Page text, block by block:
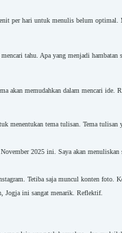
per hari untuk menulis belum optimal.
tahu. Apa yang menjadi
akan memudahkan dalam mencari
menentukan tema tulisan. Tema tulisan
2025 ini. Saya akan
Tetiba saja muncul konten foto.
Jogja ini sangat menarik. Reflektif.